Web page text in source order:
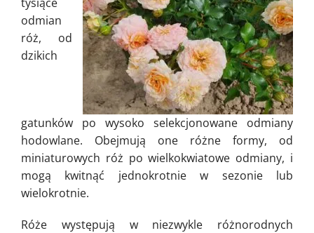
odmian
róż, od
dzikich
gatunków po wysoko selekcjonowane odmiany
hodowlane. Obejmują one różne formy, od
miniaturowych róż po wielkokwiatowe odmiany, i
mogą kwitnąć jednokrotnie w sezonie lub
wielokrotnie.
Róże występują w niezwykle różnorodnych